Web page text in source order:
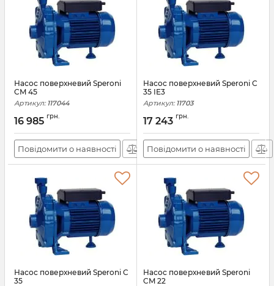
Насос поверхневий Speroni
CM 45
Артикул: 117044
16 985 грн.
Повідомити о наявності
Насос поверхневий Speroni C
35 IE3
Артикул: 11703
17 243 грн.
Повідомити о наявності
Насос поверхневий Speroni C
35
Насос поверхневий Speroni
CM 22